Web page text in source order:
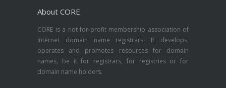
About CORE
CORE is a not-for-profit membership association of
Internet domain name registrars. It develops,
operates and promotes resources for domain
names, be it for registrars, for registries or for
domain name holders.